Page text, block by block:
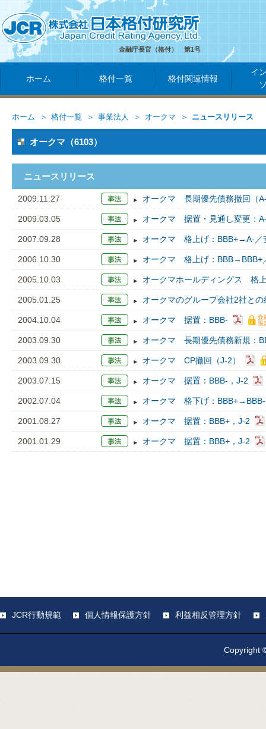
金融庁長官（格付） 第1号
ホーム 格付一覧 格付関連情報
イ
ホーム 格付一覧 事業法人 オークマ ニュースリリース
オークマ（6103）
ニュースリリース
2009.11.27 オークマ 長期優先債務撤回（
2009.03.05 オークマ 据置・見通し変更：
2007.09.28 オークマ 格上げ：BBB+→A-／
2006.10.30 オークマ 格上げ：BBB→BBB+
2005.10.03 オークマホールディングス 格
2005.01.25 オークマのグループ会社2社と
2004.10.04 オークマ 据置：BBB-
2003.09.30 オークマ 長期優先債務新規：
2003.09.30 オークマ CP撤回（J-2）
2003.07.15 オークマ 据置：BBB-，J-2
2002.07.04 オークマ 格下げ：BBB+→BBB-
2001.08.27 オークマ 据置：BBB+，J-2
2001.01.29 オークマ 据置：BBB+，J-2
JCR行動規範 個人情報保護方針 利益相反管理方針
Copyright